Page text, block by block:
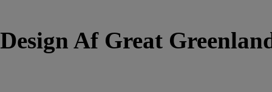
Design Af Great